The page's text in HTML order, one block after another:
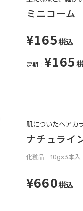
ミニコーム
¥165税込
定期 ¥165
肌についたヘアカ
ナチュライ
化粧品 10g×3本入
¥660税込